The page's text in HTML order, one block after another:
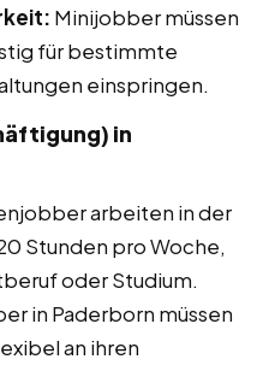
Minijobber müssen
für bestimmte
einspringen.
in
arbeiten in der
Stunden pro Woche,
oder Studium.
in Paderborn müssen
an ihren